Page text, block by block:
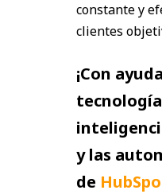
constante y
clientes
¡Con
y las
de